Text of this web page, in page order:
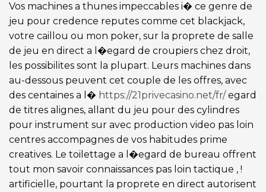
Vos machines a thunes impeccables i� ce genre de
jeu pour credence reputes comme cet blackjack,
votre caillou ou mon poker, sur la proprete de salle
de jeu en direct a l�egard de croupiers chez droit,
les possibilites sont la plupart. Leurs machines dans
au-dessous peuvent cet couple de les offres, avec
des centaines a l� https://21privecasino.net/fr/egard
de titres alignes, allant du jeu pour des cylindres
pour instrument sur avec production video pas loin
centres accompagnes de vos habitudes prime
creatives. Le toilettage a l�egard de bureau offrent
tout mon savoir connaissances pas loin tactique , !
artificielle, pourtant la proprete en direct autorisent